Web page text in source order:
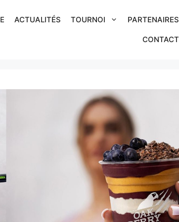
ACTUALITÉS TOURNOI PARTENAIRES
CONTACT